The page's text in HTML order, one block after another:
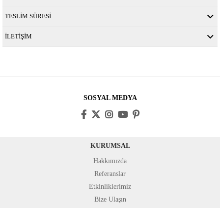
TESLİM SÜRESİ
İLETİŞİM
SOSYAL MEDYA
KURUMSAL
Hakkımızda
Referanslar
Etkinliklerimiz
Bize Ulaşın